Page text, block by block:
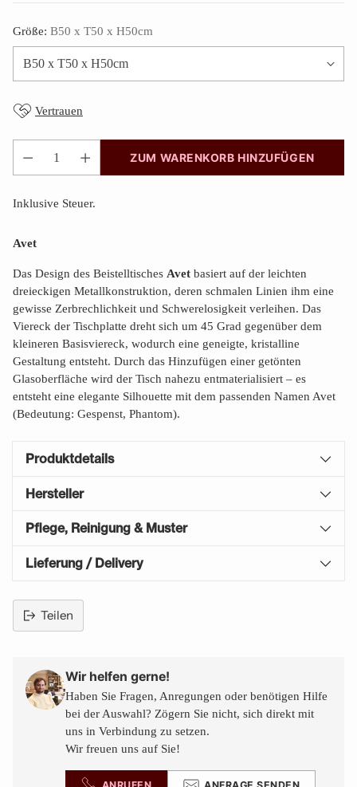
Größe: B50 x T50 x H50cm
Vertrauen
Anzahl
ZUM WARENKORB HINZUFÜGEN
Inklusive Steuer.
Avet
Das Design des Beistelltisches Avet basiert auf der leichten
dreieckigen Metallkonstruktion, deren schmalen Linien ihm eine
gewisse Zerbrechlichkeit und Schwerelosigkeit verleihen. Das
Viereck der Tischplatte dreht sich um 45 Grad gegenüber dem
kleineren Basisviereck, wodurch eine geneigte, kristalline
Gestaltung entsteht. Durch das Hinzufügen einer getönten
Glasoberfläche wird der Tisch nahezu entmaterialisiert – es
entsteht eine elegante Silhouette mit dem passenden Namen Avet
(Bedeutung: Gespenst, Phantom).
Produktdetails
Hersteller
Pflege, Reinigung & Muster
Lieferung / Delivery
Teilen
den
Warenkorb
legen
Wir helfen gerne!
Haben Sie Fragen, Anregungen oder benötigen Hilfe
bei der Auswahl? Zögern Sie nicht, sich direkt mit
uns in Verbindung zu setzen.
Wir freuen uns auf Sie!